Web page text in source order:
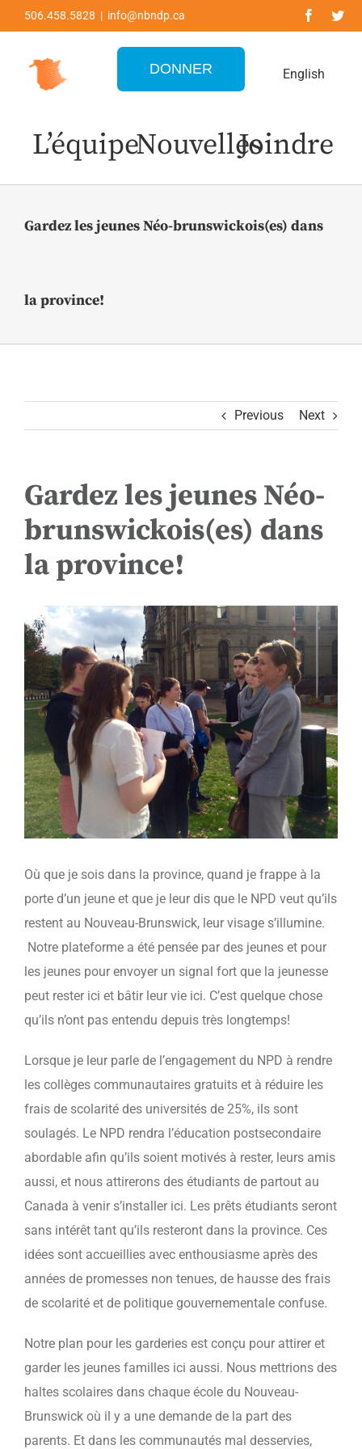
to
content
506.458.5828 | info@nbndp.ca
DONNER English
L’équipeNouvellesJoindre
Gardez les jeunes Néo-brunswickois(es) dans
la province!
Previous Next
Gardez les jeunes Néo-
brunswickois(es) dans
la province!
View
Larger
Image
Où que je sois dans la province, quand je frappe à la
porte d’un jeune et que je leur dis que le NPD veut qu’ils
restent au Nouveau-Brunswick, leur visage s’illumine.
Notre plateforme a été pensée par des jeunes et pour
les jeunes pour envoyer un signal fort que la jeunesse
peut rester ici et bâtir leur vie ici. C’est quelque chose
qu’ils n’ont pas entendu depuis très longtemps!
Lorsque je leur parle de l’engagement du NPD à rendre
les collèges communautaires gratuits et à réduire les
frais de scolarité des universités de 25%, ils sont
soulagés. Le NPD rendra l’éducation postsecondaire
abordable afin qu’ils soient motivés à rester, leurs amis
aussi, et nous attirerons des étudiants de partout au
Canada à venir s’installer ici. Les prêts étudiants seront
sans intérêt tant qu’ils resteront dans la province. Ces
idées sont accueillies avec enthousiasme après des
années de promesses non tenues, de hausse des frais
de scolarité et de politique gouvernementale confuse.
Notre plan pour les garderies est conçu pour attirer et
garder les jeunes familles ici aussi. Nous mettrions des
haltes scolaires dans chaque école du Nouveau-
Brunswick où il y a une demande de la part des
parents. Et dans les communautés mal desservies,